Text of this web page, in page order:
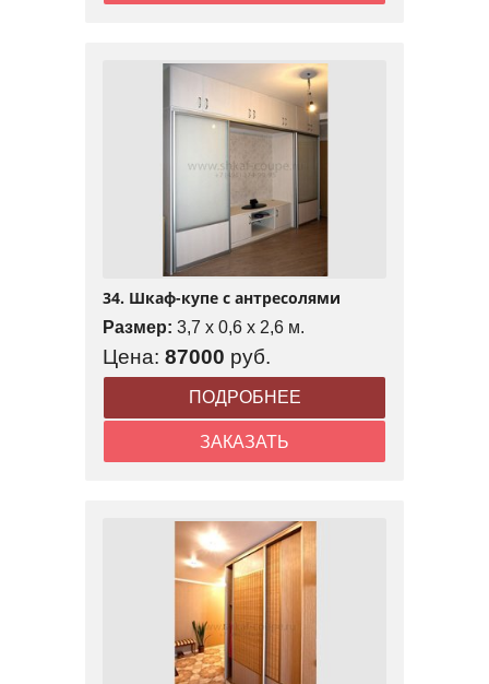
34. Шкаф-купе с антресолями
Размер: 3,7 x 0,6 x 2,6 м.
Цена: 87000 руб.
ПОДРОБНЕЕ
ЗАКАЗАТЬ